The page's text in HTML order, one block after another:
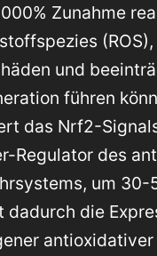
Zunahme
und
führen
das Nrf2-
Regulator des
um 30-
dadurch die
antioxidativer